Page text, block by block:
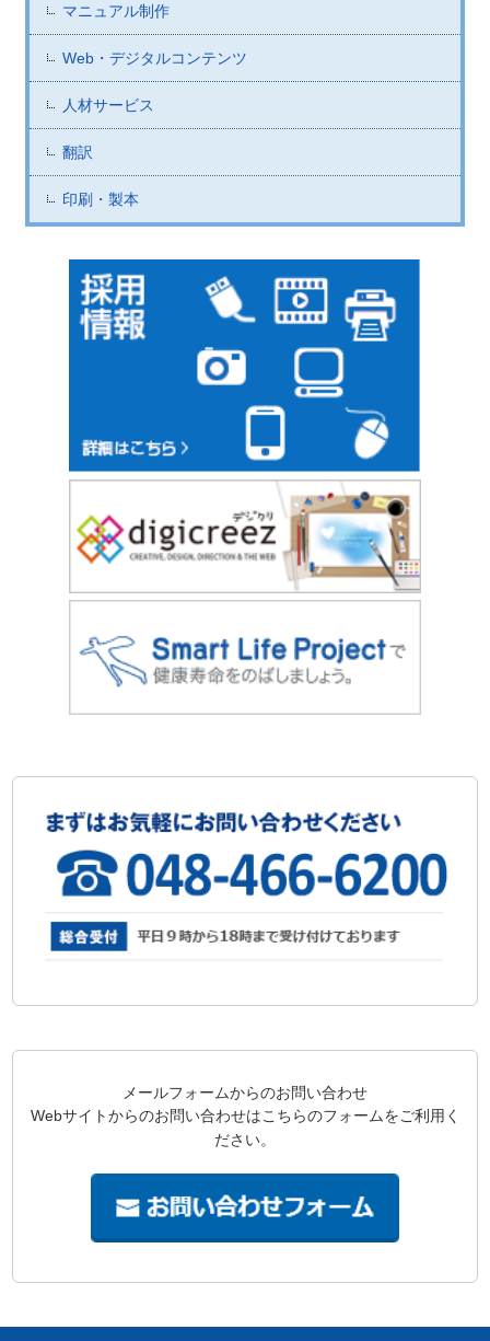
マニュアル制作
Web・デジタルコンテンツ
人材サービス
翻訳
印刷・製本
メールフォームからのお問い合わせ
Webサイトからのお問い合わせはこちらのフォームをご利用く
ださい。